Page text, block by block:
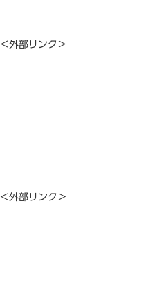
＜外部リンク＞
＜外部リンク＞